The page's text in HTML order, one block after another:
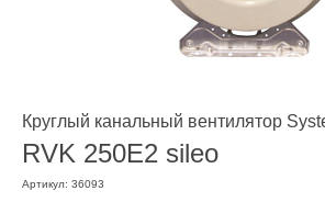
Круглый канальный вентилятор
RVK 250E2 sileo
Артикул: 36093